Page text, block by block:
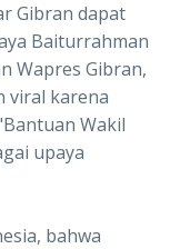
Gibran dapat
Baiturrahman
Wapres Gibran,
viral karena
Wakil
upaya
bahwa